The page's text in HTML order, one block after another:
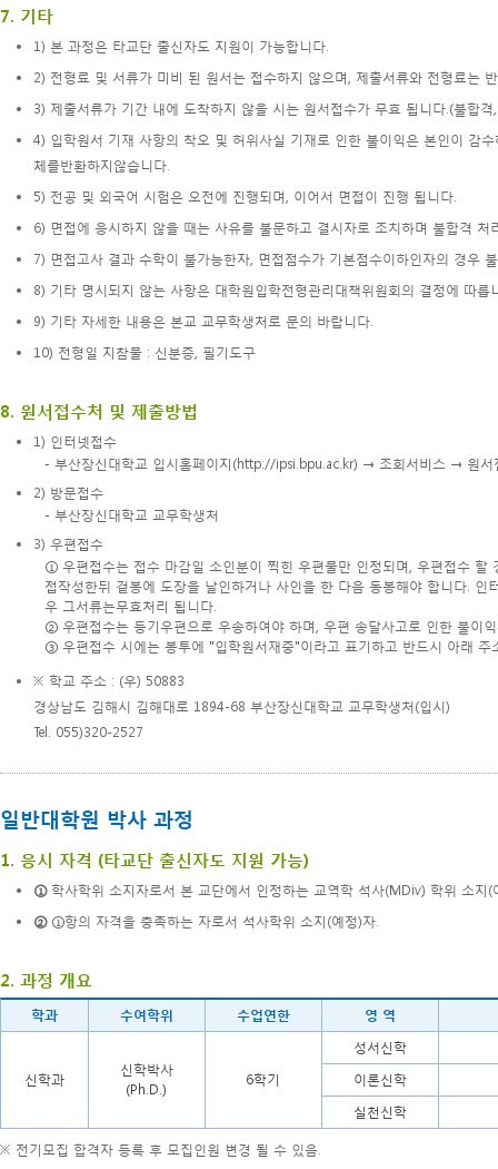
7. 기타
1) 본 과정은 타교단 출신자도 지원이 가능합니다.
2) 전형료 및 서류가 미비 된 원서는 접수하지 않으며, 제출서류와 전형료는
3) 제출서류가 기간 내에 도착하지 않을 시는 원서접수가 무효 됩니다.(불합
4) 입학원서 기재 사항의 착오 및 허위사실 기재로 인한 불이익은 본인이 감
체를반환하지않습니다.
5) 전공 및 외국어 시험은 오전에 진행되며, 이어서 면접이 진행 됩니다.
6) 면접에 응시하지 않을 때는 사유를 불문하고 결시자로 조치하며 불합격 처
7) 면접고사 결과 수학이 불가능한자, 면접점수가 기본점수이하인자의 경우
8) 기타 명시되지 않는 사항은 대학원입학전형관리대책위원회의 결정에 따릅
9) 기타 자세한 내용은 본교 교무학생처로 문의 바랍니다.
10) 전형일 지참물 : 신분증, 필기도구
8. 원서접수처 및 제출방법
1) 인터넷접수
- 부산장신대학교 입시홈페이지(http://ipsi.bpu.ac.kr) → 조회서비스 → 원서
2) 방문접수
- 부산장신대학교 교무학생처
3) 우편접수
① 우편접수는 접수 마감일 소인분이 찍힌 우편물만 인정되며, 우편접수
접작성한뒤 겉봉에 도장을 날인하거나 사인을 한 다음 동봉해야 합니다.
우 그서류는무효처리 됩니다.
② 우편접수는 등기우편으로 우송하여야 하며, 우편 송달사고로 인한 불이
③ 우편접수 시에는 봉투에 "입학원서재중"이라고 표기하고 반드시 아래 주
※ 학교 주소 : (우) 50883
경상남도 김해시 김해대로 1894-68 부산장신대학교 교무학생처(입시)
Tel. 055)320-2527
일반대학원 박사 과정
1. 응시 자격 (타교단 출신자도 지원 가능)
①학사학위 소지자로서 본 교단에서 인정하는 교역학 석사(MDiv) 학위 소지
②①항의 자격을 충족하는 자로서 석사학위 소지(예정)자.
2. 과정 개요
학과 수여학위 수업연한 영 역
신학과
신학박사
(Ph.D.)
6학기
성서신학
이론신학
실천신학
※ 전기모집 합격자 등록 후 모집인원 변경 될 수 있음.